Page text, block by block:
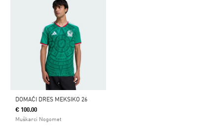
DOMAĆI DRES MEKSIKO 26
€ 100.00
Muškarci Nogomet